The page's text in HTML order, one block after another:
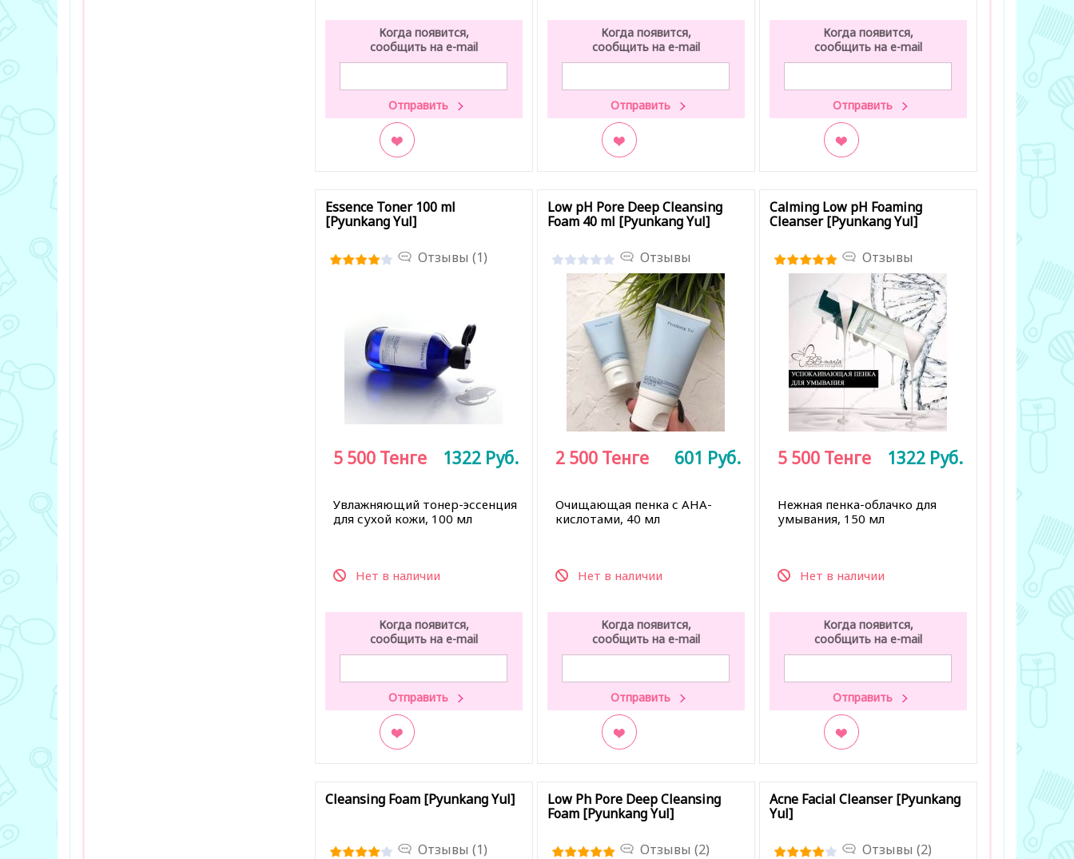
Когда появится,
сообщить на e-mail
Когда появится,
сообщить на e-mail
Когда появится,
сообщить на e-mail
Essence Toner 100 ml
[Pyunkang Yul]
Отзывы (1)
Увлажняющий тонер-эссенция
для сухой кожи, 100 мл
Нет в наличии
5 500 Тенге 1322 Руб.
Когда появится,
сообщить на e-mail
Low pH Pore Deep Cleansing
Foam 40 ml [Pyunkang Yul]
Отзывы
Очищающая пенка с AHA-
кислотами, 40 мл
Нет в наличии
2 500 Тенге 601 Руб.
Когда появится,
сообщить на e-mail
Calming Low pH Foaming
Cleanser [Pyunkang Yul]
Отзывы
Нежная пенка-облачко для
умывания, 150 мл
Нет в наличии
5 500 Тенге 1322 Руб.
Когда появится,
сообщить на e-mail
Cleansing Foam [Pyunkang Yul]
Отзывы (1)
Low Ph Pore Deep Cleansing
Foam [Pyunkang Yul]
Отзывы (2)
Acne Facial Cleanser [Pyunkang
Yul]
Отзывы (2)